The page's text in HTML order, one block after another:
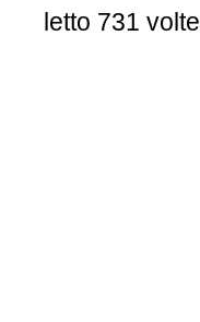
letto 731 volte